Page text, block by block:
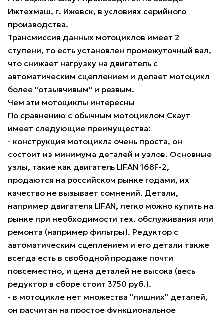
Ижтехмаш, г. Ижевск, в условиях серийного
производства.
Трансмиссия данных мотоциклов имеет 2
ступени, то есть установлен промежуточный вал,
что снижает нагрузку на двигатель с
автоматическим сцеплением и делает мотоцикл
более "отзывчивым" и резвым.
Чем эти мотоциклы интересны
По сравнению с обычным мотоциклом Скаут
имеет следующие преимущества:
- конструкция мотоцикла очень проста, он
состоит из минимума деталей и узлов. Основные
узлы, такие как двигатель LIFAN 168F-2,
продаются на российском рынке годами, их
качество не вызывает сомнений. Детали,
например двигателя LIFAN, легко можно купить на
рынке при необходимости тех. обслуживания или
ремонта (например фильтры). Редуктор с
автоматическим сцеплением и его детали также
всегда есть в свободной продаже почти
повсеместно, и цена деталей не высока (весь
редуктор в сборе стоит 3750 руб.).
- в мотоцикле нет множества "лишних" деталей,
он расчитан на простое функциональное